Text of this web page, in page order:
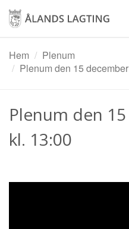
Hoppa
huvudinnehåll
Hem
Plenum
Plenum den 15
Plenum den
kl. 13:00